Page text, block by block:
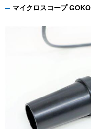
マイクロスコープ